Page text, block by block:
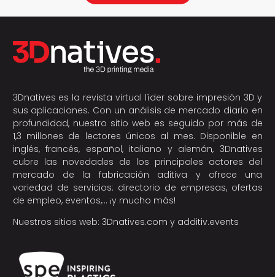
3Dnatives es la revista virtual líder sobre impresión 3D y
sus aplicaciones. Con un análisis de mercado diario en
profundidad, nuestro sitio web es seguido por más de
1,3 millones de lectores únicos al mes. Disponible en
inglés, francés, español, italiano y alemán, 3Dnatives
cubre las novedades de los principales actores del
mercado de la fabricación aditiva y ofrece una
variedad de servicios: directorio de empresas, ofertas
de empleo, eventos,… ¡y mucho más!
Nuestros sitios web: 3Dnatives.com y additiv.events